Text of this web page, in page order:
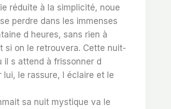
réduite à la simplicité, noue
perdre dans les immenses
d heures, sans rien à
si on le retrouvera. Cette nuit-
il s attend à frissonner d
le rassure, l éclaire et le
sa nuit mystique va le